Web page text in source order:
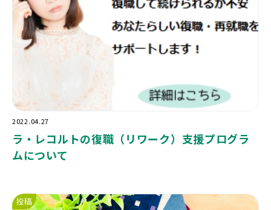
2022.04.27
ラ・レコルトの復職（リワーク）支援プログラ
ムについて
投稿